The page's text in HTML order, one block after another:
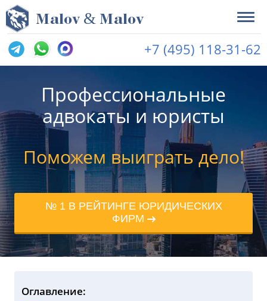
Malov & Malov
+7 (495) 118-31-62
Профессиональные
адвокаты и юристы
Поможем выиграть дело!
№ 1 В РЕЙТИНГЕ ЮРИДИЧЕСКИХ
ФИРМ
Оглавление: